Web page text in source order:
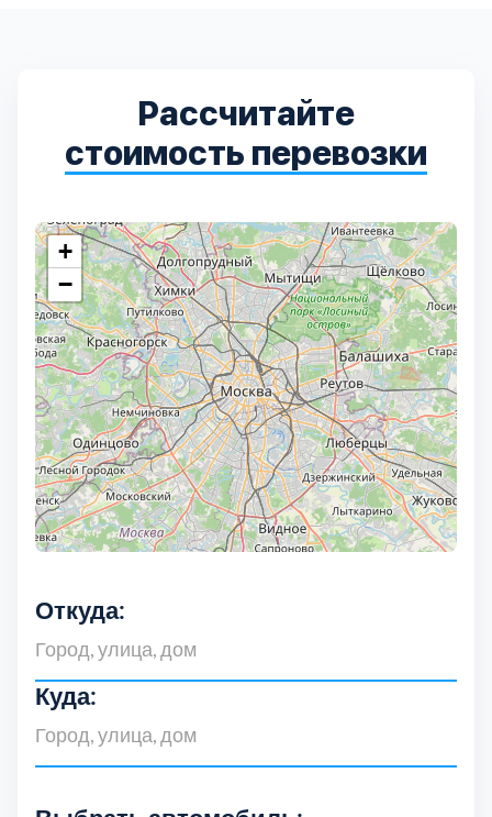
Рассчитайте
стоимость перевозки
+
−
Откуда:
Куда:
Воскресенский 7
Дмитровский 7
Долгопрудный 2
Домодедовский 7
Дубна 1
Истринский
Каширский 2